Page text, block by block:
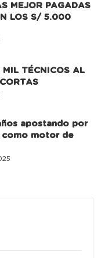
MEJOR PAGADAS
LOS S/ 5.000
MIL TÉCNICOS AL
apostando por
como motor de